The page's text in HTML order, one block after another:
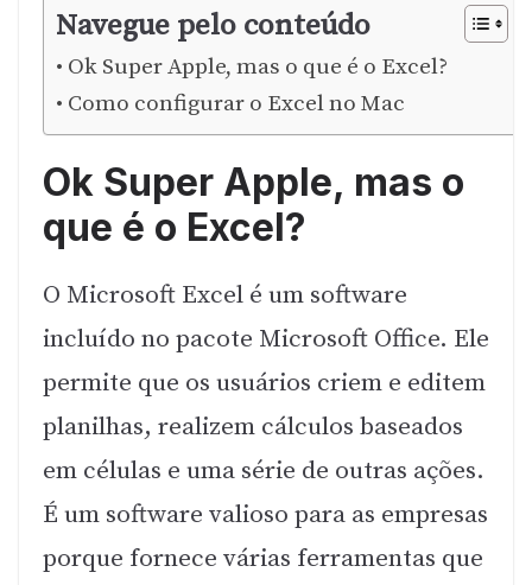
Navegue pelo conteúdo
Ok Super Apple, mas o que é o Excel?
Como configurar o Excel no Mac
Ok Super Apple, mas o
que é o Excel?
O Microsoft Excel é um software
incluído no pacote Microsoft Office. Ele
permite que os usuários criem e editem
planilhas, realizem cálculos baseados
em células e uma série de outras ações.
É um software valioso para as empresas
porque fornece várias ferramentas que